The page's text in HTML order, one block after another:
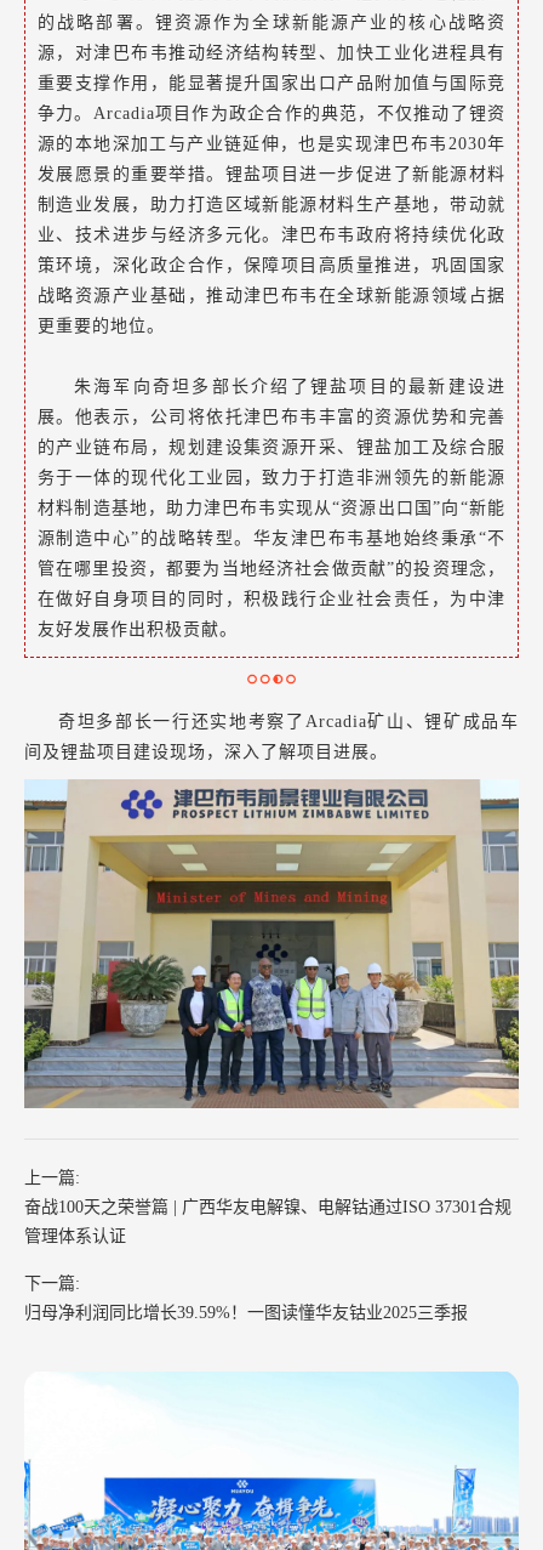
的战略部署。锂资源作为全球新能源产业的核心战略资
源，对津巴布韦推动经济结构转型、加快工业化进程具有
重要支撑作用，能显著提升国家出口产品附加值与国际竞
争力。Arcadia项目作为政企合作的典范，不仅推动了锂资
源的本地深加工与产业链延伸，也是实现津巴布韦2030年
发展愿景的重要举措。锂盐项目进一步促进了新能源材料
制造业发展，助力打造区域新能源材料生产基地，带动就
业、技术进步与经济多元化。津巴布韦政府将持续优化政
策环境，深化政企合作，保障项目高质量推进，巩固国家
战略资源产业基础，推动津巴布韦在全球新能源领域占据
更重要的地位。
朱海军向奇坦多部长介绍了锂盐项目的最新建设进
展。他表示，公司将依托津巴布韦丰富的资源优势和完善
的产业链布局，规划建设集资源开采、锂盐加工及综合服
务于一体的现代化工业园，致力于打造非洲领先的新能源
材料制造基地，助力津巴布韦实现从“资源出口国”向“新能
源制造中心”的战略转型。 华友津巴布韦基地始终秉承“不
管在哪里投资，都要为当地经济社会做贡献”的投资理念，
在做好自身项目的同时，积极践行企业社会责任，为中津
友好发展作出积极贡献。
奇坦多部长一行还实地考察了Arcadia矿山、锂矿成品车
间及锂盐项目建设现场，深入了解项目进展。
上一篇:
奋战100天之荣誉篇 | 广西华友电解镍、电解钴通过ISO 37301合规
管理体系认证
下一篇:
归母净利润同比增长39.59%！一图读懂华友钴业2025三季报